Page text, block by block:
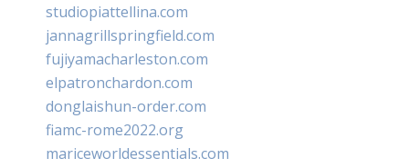
studiopiattellina.com
jannagrillspringfield.com
fujiyamacharleston.com
elpatronchardon.com
donglaishun-order.com
fiamc-rome2022.org
mariceworldessentials.com